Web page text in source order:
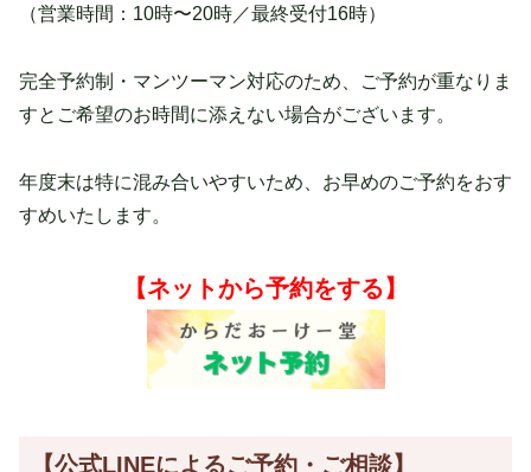
（営業時間：10時〜20時／最終受付16時）
完全予約制・マンツーマン対応のため、ご予約が重なりま
すとご希望のお時間に添えない場合がございます。
年度末は特に混み合いやすいため、お早めのご予約をおす
すめいたします。
【ネットから予約をする】
【公式LINEによるご予約・ご相談】